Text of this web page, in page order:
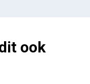
ook